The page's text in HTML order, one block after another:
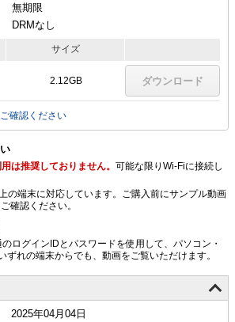
無期限
DRMなし
サイズ
2.12GB ダウンロード
確認ください
は推奨しておりません。 可能な限りWi-Fiに接続し
の端末に対応しています。ご購入前にサンプル動画
確認ください。
ログインIDとパスワードを使用して、パソコン・
ずれの端末からでも、動画をご覧いただけます。
2025年04月04日